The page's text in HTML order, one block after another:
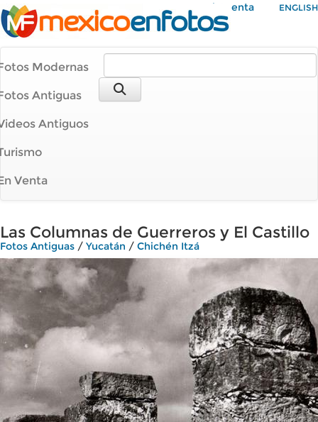
Mi Cuenta ENGLISH
Modernas
Antiguas
Antiguos
Venta
Las Columnas de Guerreros y El Castillo
Fotos Antiguas / Yucatán / Chichén Itzá